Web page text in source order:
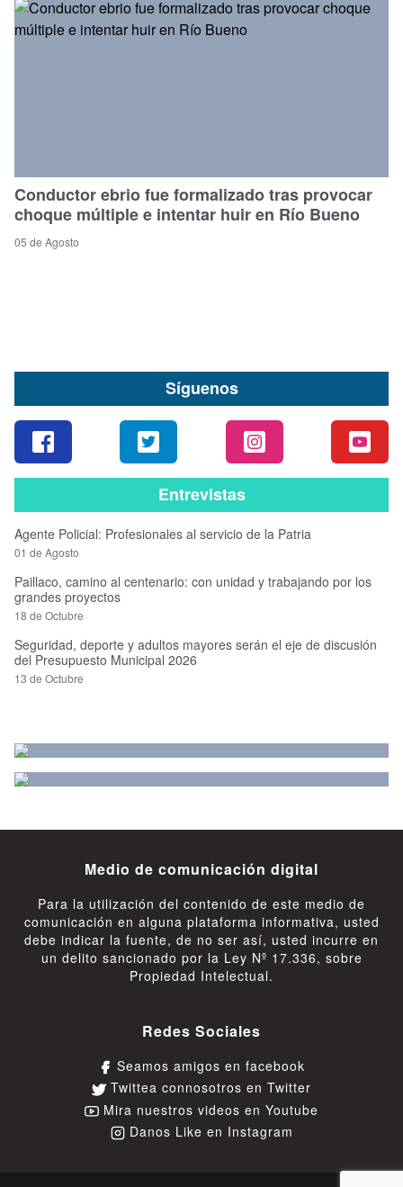
Conductor ebrio fue formalizado tras provocar
choque múltiple e intentar huir en Río Bueno
05 de Agosto
Síguenos
Entrevistas
Agente Policial: Profesionales al servicio de la Patria
01 de Agosto
Paillaco, camino al centenario: con unidad y trabajando por los
grandes proyectos
18 de Octubre
Seguridad, deporte y adultos mayores serán el eje de discusión
del Presupuesto Municipal 2026
13 de Octubre
Medio de comunicación digital
Para la utilización del contenido de este medio de
comunicación en alguna plataforma informativa, usted
debe indicar la fuente, de no ser así, usted incurre en
un delito sancionado por la Ley Nº 17.336, sobre
Propiedad Intelectual.
Redes Sociales
Seamos amigos en facebook
Twittea connosotros en Twitter
Mira nuestros videos en Youtube
Danos Like en Instagram